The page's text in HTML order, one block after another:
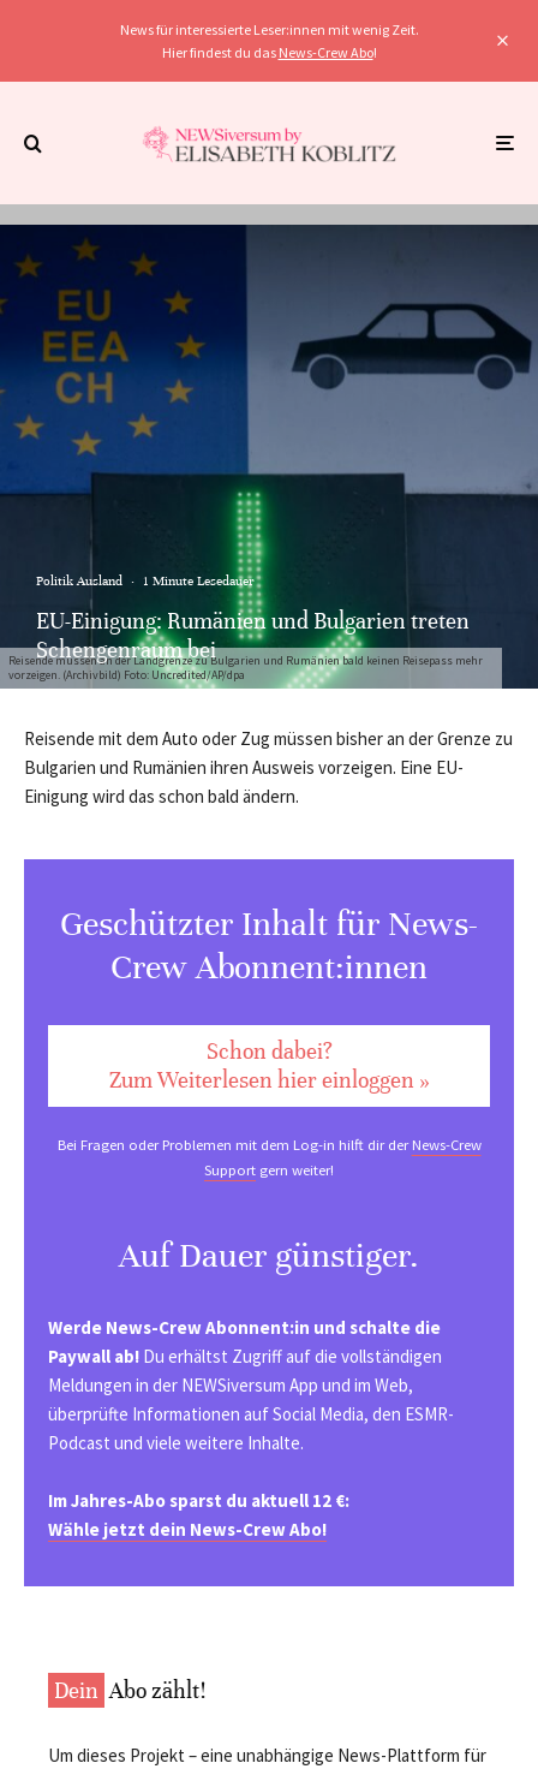
News für interessierte Leser:innen mit wenig Zeit.
Hier findest du das News-Crew Abo!
Reisende müssen an der Landgrenze zu Bulgarien und Rumänien bald keinen Reisepass mehr
vorzeigen. (Archivbild) Foto: Uncredited/AP/dpa
Politik Ausland · 1 Minute Lesedauer
EU-Einigung: Rumänien und Bulgarien treten
Schengenraum bei
Reisende mit dem Auto oder Zug müssen bisher an der Grenze zu
Bulgarien und Rumänien ihren Ausweis vorzeigen. Eine EU-
Einigung wird das schon bald ändern.
Geschützter Inhalt für News-
Crew Abonnent:innen
Schon dabei?
Zum Weiterlesen hier einloggen »
Bei Fragen oder Problemen mit dem Log-in hilft dir derNews-Crew
Support gern weiter!
Auf Dauer günstiger.
Werde News-Crew Abonnent:in und schalte die
Paywall ab! Du erhältst Zugriff auf die vollständigen
Meldungen in der NEWSiversum App und im Web,
überprüfte Informationen auf Social Media, den ESMR-
Podcast und viele weitere Inhalte.
Im Jahres-Abo sparst du aktuell 12 €:
Wähle jetzt dein News-Crew Abo!
Dein Abo zählt!
Um dieses Projekt – eine unabhängige News-Plattform für